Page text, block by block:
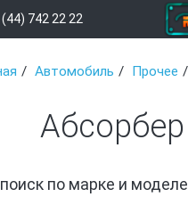
742 22 22
Автомобиль Прочее
Абсорбер
по марке и моделе